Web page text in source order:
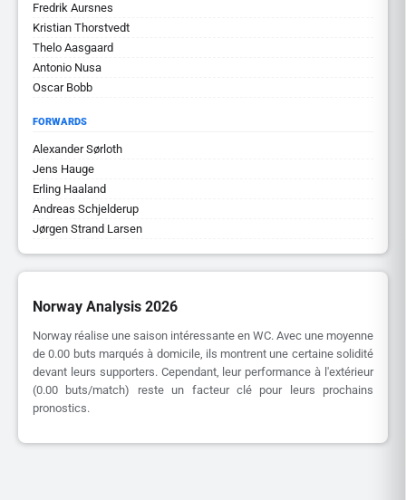
Fredrik Aursnes
Kristian Thorstvedt
Thelo Aasgaard
Antonio Nusa
Oscar Bobb
FORWARDS
Alexander Sørloth
Jens Hauge
Erling Haaland
Andreas Schjelderup
Jørgen Strand Larsen
Norway Analysis 2026
Norway réalise une saison intéressante en WC. Avec une moyenne
de 0.00 buts marqués à domicile, ils montrent une certaine solidité
devant leurs supporters. Cependant, leur performance à l'extérieur
(0.00 buts/match) reste un facteur clé pour leurs prochains
pronostics.